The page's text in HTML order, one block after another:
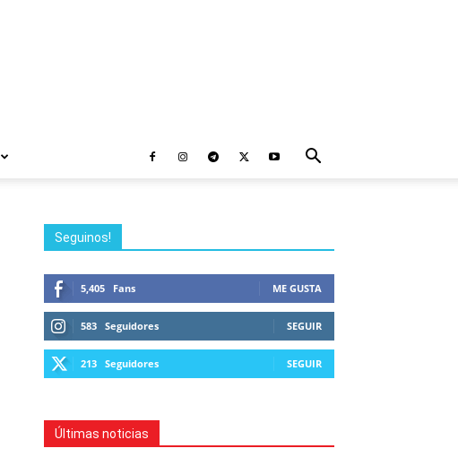
Seguinos!
5,405 Fans ME GUSTA
583 Seguidores SEGUIR
213 Seguidores SEGUIR
Últimas noticias